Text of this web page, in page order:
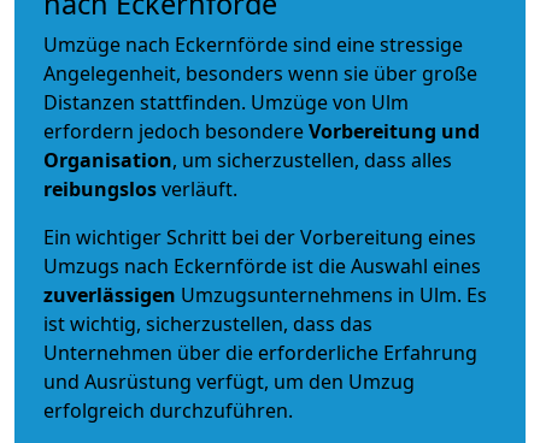
Umzüge nach Eckernförde sind eine stressige
Angelegenheit, besonders wenn sie über große
Distanzen stattfinden. Umzüge von Ulm
erfordern jedoch besondereVorbereitung und
Organisation, um sicherzustellen, dass alles
reibungslosverläuft.
Ein wichtiger Schritt bei der Vorbereitung eines
Umzugs nach Eckernförde ist die Auswahl eines
zuverlässigen Umzugsunternehmens in Ulm. Es
ist wichtig, sicherzustellen, dass das
Unternehmen über die erforderliche Erfahrung
und Ausrüstung verfügt, um den Umzug
erfolgreich durchzuführen.